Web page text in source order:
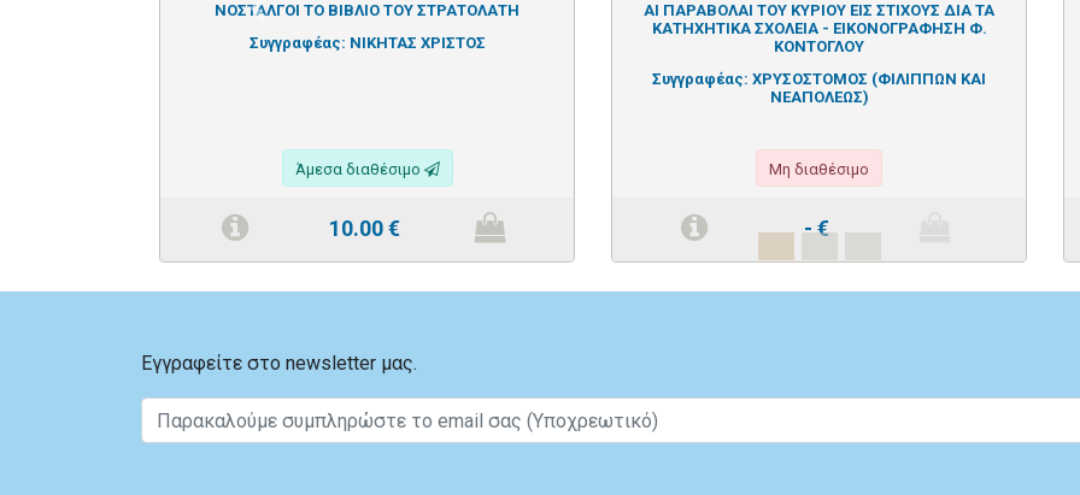
ΝΟΣΤΑΛΓΟΙ ΤΟ ΒΙΒΛΙΟ ΤΟΥ ΣΤΡΑΤΟΛΑΤΗ
Συγγραφέας: ΝΙΚΗΤΑΣ ΧΡΙΣΤΟΣ
Άμεσα διαθέσιμο
10.00€
ΑΙ ΠΑΡΑΒΟΛΑΙ ΤΟΥ ΚΥΡΙΟΥ ΕΙΣ ΣΤΙΧΟΥΣ ΔΙΑ ΤΑ
ΚΑΤΗΧΗΤΙΚΑ ΣΧΟΛΕΙΑ - ΕΙΚΟΝΟΓΡΑΦΗΣΗ Φ.
ΚΟΝΤΟΓΛΟΥ
Συγγραφέας: ΧΡΥΣΟΣΤΟΜΟΣ (ΦΙΛΙΠΠΩΝ ΚΑΙ
ΝΕΑΠΟΛΕΩΣ)
Μη διαθέσιμο
- €
Previous
Εγγραφείτε στο newsletter μας.